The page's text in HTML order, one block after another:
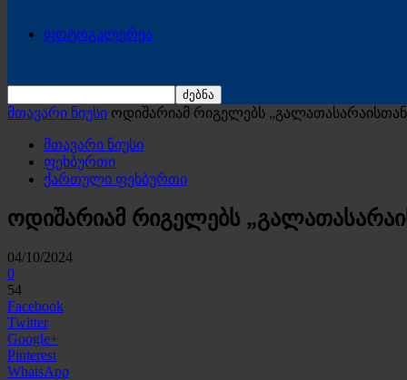
ფოტოგალერეა
მთავარი ნიუსი ოდიშარიამ რიგელებს
მთავარი ნიუსი
ფეხბურთი
ქართული ფეხბურთი
ოდიშარიამ რიგელებს
04/10/2024
0
54
Facebook
Twitter
Google+
Pinterest
WhatsApp